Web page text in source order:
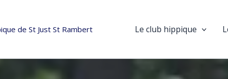
de St Just St Rambert Le club hippique